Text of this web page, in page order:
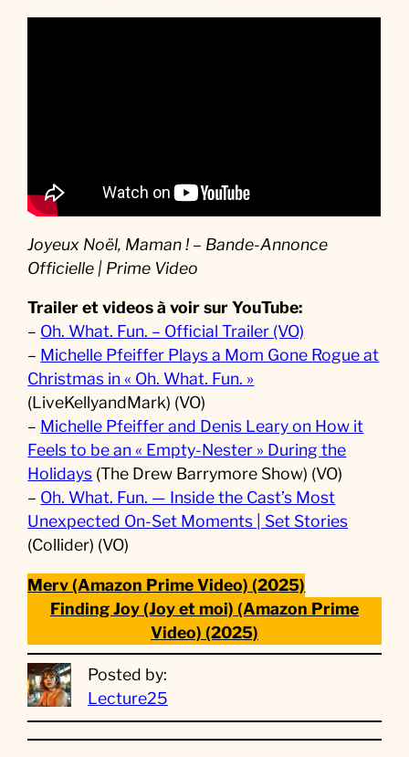
Joyeux Noël, Maman ! – Bande-Annonce
Officielle | Prime Video
Trailer et videos à voir sur YouTube:
– Oh. What. Fun. – Official Trailer (VO)
– Michelle Pfeiffer Plays a Mom Gone Rogue at
Christmas in « Oh. What. Fun. »
(LiveKellyandMark) (VO)
– Michelle Pfeiffer and Denis Leary on How it
Feels to be an « Empty-Nester » During the
Holidays (The Drew Barrymore Show) (VO)
– Oh. What. Fun. — Inside the Cast’s Most
Unexpected On-Set Moments | Set Stories
(Collider) (VO)
Merv (Amazon Prime Video) (2025)
Finding Joy (Joy et moi) (Amazon Prime
Video) (2025)
Posted by:
Lecture25